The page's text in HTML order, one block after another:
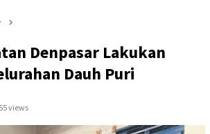
Denpasar Lakukan
Dauh Puri
views